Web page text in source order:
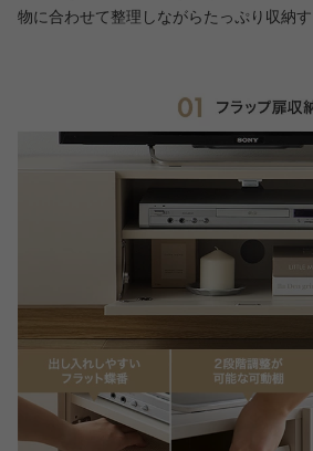
物に合わせて整理しながらたっぷり収納す